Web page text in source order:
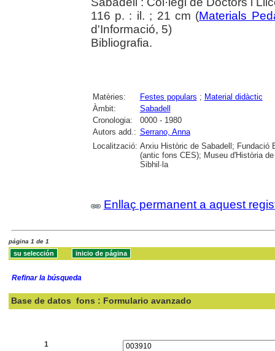
116 p. : il. ; 21 cm (Materials
d'Informació, 5)
Bibliografia.
Matèries: Festes populars ; Material didàctic
Àmbit:
Sabadell
Cronologia:
0000 - 1980
Autors add.: Serrano, Anna
Localització: Arxiu Històric de Sabadell; Fundació
(antic fons CES); Museu d'Història
Sibhil·la
Enllaç permanent a aquest
página 1 de 1
Refinar la búsqueda
Base de datos fons : Formulario avanzado
1